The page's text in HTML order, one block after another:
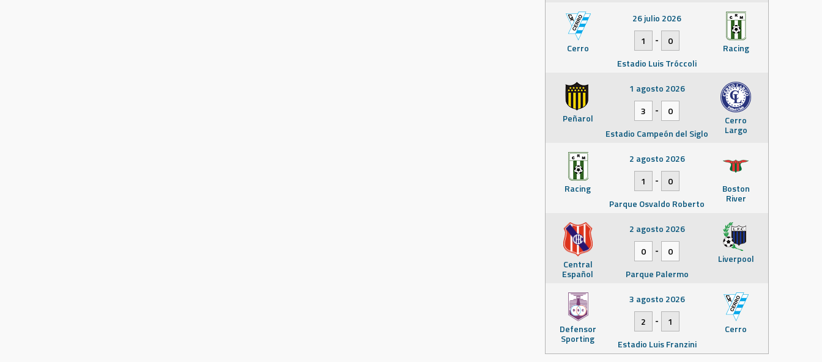
Cerro Racing
26 julio 2026
1
-
0
Estadio Luis Tróccoli
Peñarol Cerro
Largo
1 agosto 2026
3
-
0
Estadio Campeón del Siglo
Racing Boston
River
2 agosto 2026
1
-
0
Parque Osvaldo Roberto
Central
Español
Liverpool
2 agosto 2026
0
-
0
Parque Palermo
Defensor
Sporting
Cerro
3 agosto 2026
2
-
1
Estadio Luis Franzini